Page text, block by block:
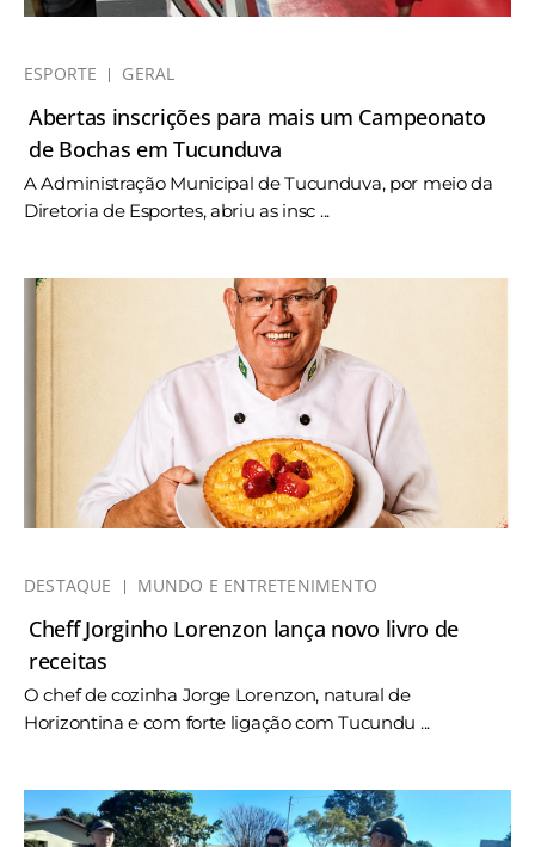
ESPORTE GERAL
Abertas inscrições para mais um Campeonato
de Bochas em Tucunduva
A Administração Municipal de Tucunduva, por meio da
Diretoria de Esportes, abriu as insc ...
DESTAQUE MUNDO E ENTRETENIMENTO
Cheff Jorginho Lorenzon lança novo livro de
receitas
O chef de cozinha Jorge Lorenzon, natural de
Horizontina e com forte ligação com Tucundu ...